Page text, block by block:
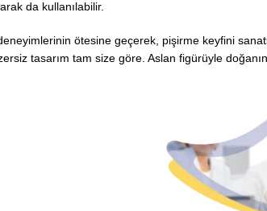
da kullanılabilir.
ötesine geçerek, pişirme keyfini
tasarım tam size göre. Aslan figürüyle